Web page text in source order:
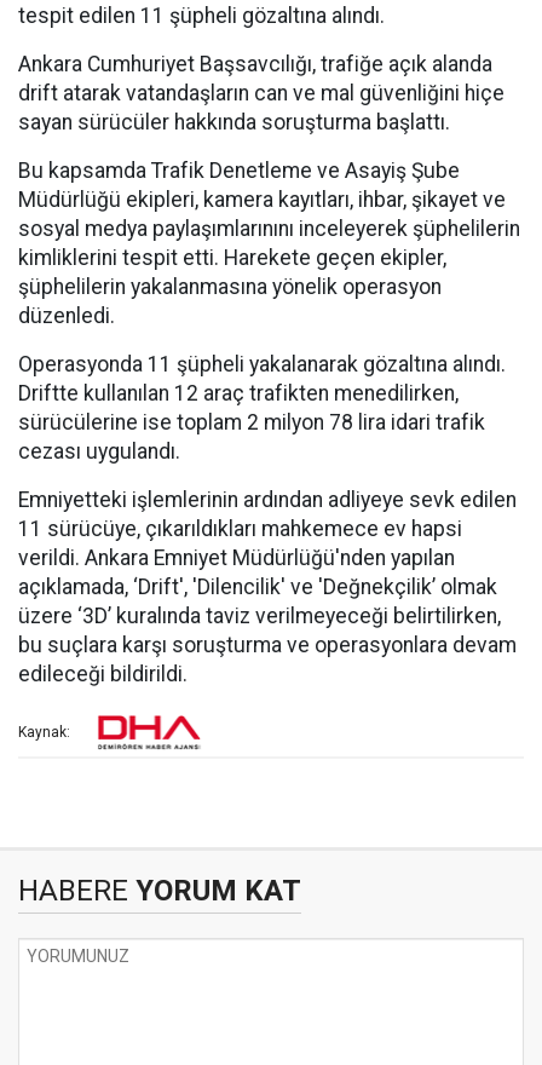
tespit edilen 11 şüpheli gözaltına alındı.
Ankara Cumhuriyet Başsavcılığı, trafiğe açık alanda
drift atarak vatandaşların can ve mal güvenliğini hiçe
sayan sürücüler hakkında soruşturma başlattı.
Bu kapsamda Trafik Denetleme ve Asayiş Şube
Müdürlüğü ekipleri, kamera kayıtları, ihbar, şikayet ve
sosyal medya paylaşımlarınını inceleyerek şüphelilerin
kimliklerini tespit etti. Harekete geçen ekipler,
şüphelilerin yakalanmasına yönelik operasyon
düzenledi.
Operasyonda 11 şüpheli yakalanarak gözaltına alındı.
Driftte kullanılan 12 araç trafikten menedilirken,
sürücülerine ise toplam 2 milyon 78 lira idari trafik
cezası uygulandı.
Emniyetteki işlemlerinin ardından adliyeye sevk edilen
11 sürücüye, çıkarıldıkları mahkemece ev hapsi
verildi. Ankara Emniyet Müdürlüğü'nden yapılan
açıklamada, ‘Drift', 'Dilencilik' ve 'Değnekçilik’ olmak
üzere ‘3D’ kuralında taviz verilmeyeceği belirtilirken,
bu suçlara karşı soruşturma ve operasyonlara devam
edileceği bildirildi.
Kaynak:
HABERE YORUM KAT